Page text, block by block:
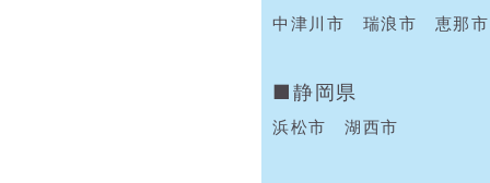
中津川市 瑞浪市 恵那
■静岡県
浜松市 湖西市